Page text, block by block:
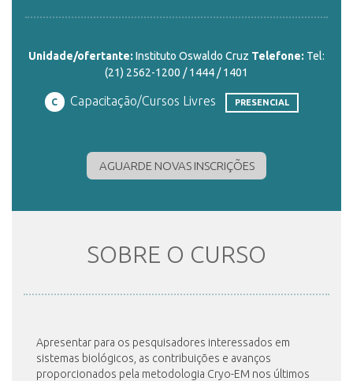
DOCUMENTOS
ALUNOS
Unidade/ofertante: Instituto Oswaldo Cruz Telefone: Tel:
(21) 2562-1200 / 1444 / 1401
C Capacitação/Cursos Livres PRESENCIAL
AGUARDE NOVAS INSCRIÇÕES
SOBRE O CURSO
Apresentar para os pesquisadores interessados em
sistemas biológicos, as contribuições e avanços
proporcionados pela metodologia Cryo-EM nos últimos